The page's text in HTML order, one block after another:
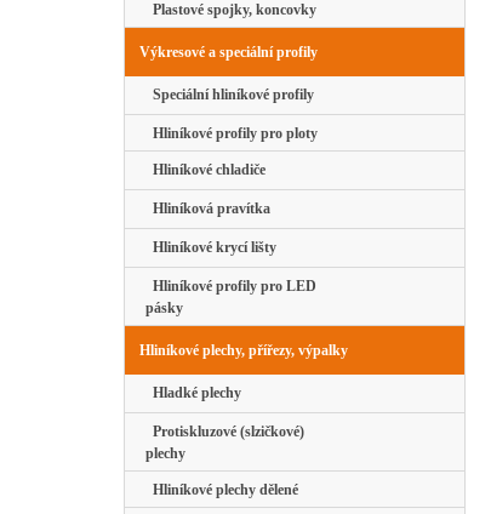
Plastové spojky, koncovky
Výkresové a speciální profily
Speciální hliníkové profily
Hliníkové profily pro ploty
Hliníkové chladiče
Hliníková pravítka
Hliníkové krycí lišty
Hliníkové profily pro LED
pásky
Hliníkové plechy, přířezy, výpalky
Hladké plechy
Protiskluzové (slzičkové)
plechy
Hliníkové plechy dělené